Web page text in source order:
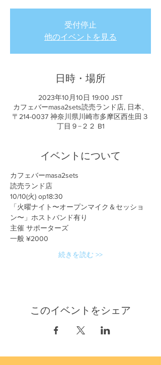
受付停止
他のイベントを見る
日時・場所
2023年10月10日 19:00 JST
カフェバーmasa2sets読売ランド店, 日本、
〒214-0037 神奈川県川崎市多摩区西生田３
丁目９−２２ B1
イベントについて
カフェバーmasa2sets
読売ランド店
10/10(火) op18:30
「火曜ナイト〜オープンマイク＆セッショ
ン〜」ホストバンド有り
主催 サポーターズ
一般 ¥2000
続きを読む >>
このイベントをシェア